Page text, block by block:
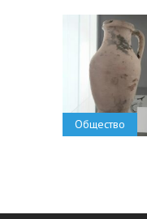
Общество